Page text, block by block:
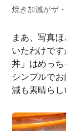
焼き加減がザ
まあ、写真
いたわけで
丼」はめっ
シンプルで
減も素晴らし